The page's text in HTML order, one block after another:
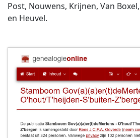
Post, Nouwens, Krijnen, Van
en Heuvel.